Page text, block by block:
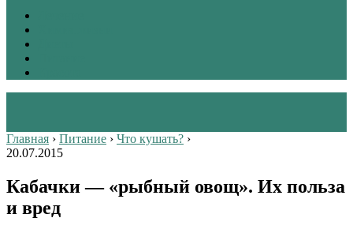
Главная › Питание › Что кушать? ›
20.07.2015
Кабачки — «рыбный овощ». Их польза
и вред